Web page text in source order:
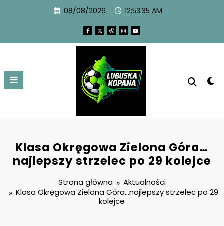
08/08/2026 12:53:36 AM
Klasa Okręgowa Zielona Góra…
najlepszy strzelec po 29 kolejce
Strona główna
Aktualności
Klasa Okręgowa Zielona Góra…najlepszy strzelec po 29
kolejce